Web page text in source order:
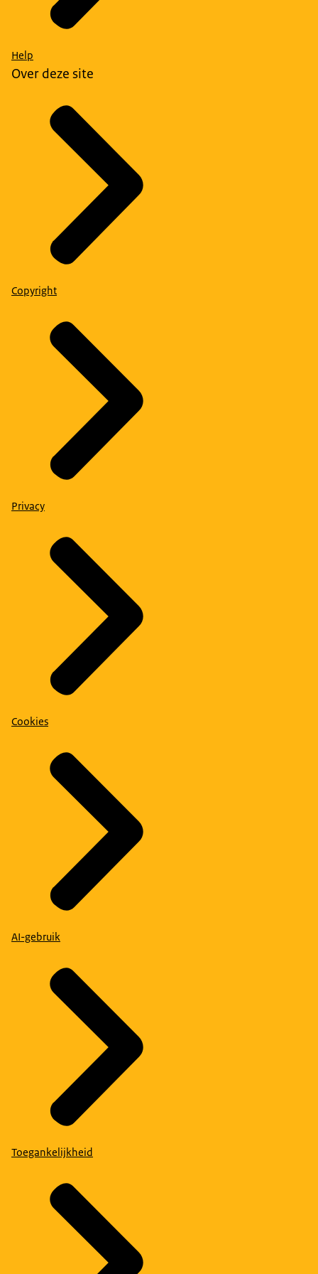
Help
Over deze site
Copyright
Privacy
Cookies
AI-gebruik
Toegankelijkheid